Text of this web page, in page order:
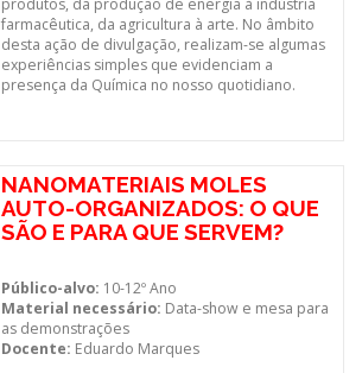
produtos, da produção de energia à indústria
farmacêutica, da agricultura à arte. No âmbito
desta ação de divulgação, realizam-se algumas
experiências simples que evidenciam a
presença da Química no nosso quotidiano.
NANOMATERIAIS MOLES
AUTO-ORGANIZADOS: O QUE
SÃO E PARA QUE SERVEM?
Público-alvo: 10-12º Ano
Material necessário: Data-show e mesa para
as demonstrações
Docente: Eduardo Marques